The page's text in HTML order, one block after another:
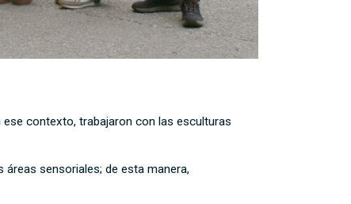
contexto, trabajaron con las esculturas
sensoriales; de esta manera,